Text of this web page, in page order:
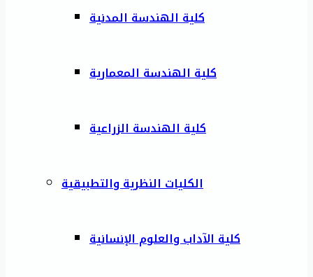
كلية الهندسة المدنية
كلية الهندسة المعمارية
كلية الهندسة الزراعية
الكليات النظرية والتطبيقية
كلية الآداب والعلوم الإنسانية